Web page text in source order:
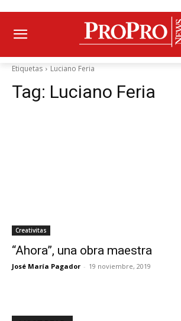
Etiquetas Luciano Feria
Tag: Luciano Feria
Creativitas
“Ahora”, una obra maestra
José María Pagador - 19 noviembre, 2019